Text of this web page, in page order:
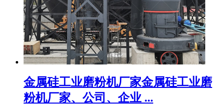
金属硅工业磨粉机厂家金属硅工业磨
粉机厂家、公司、企业 ...